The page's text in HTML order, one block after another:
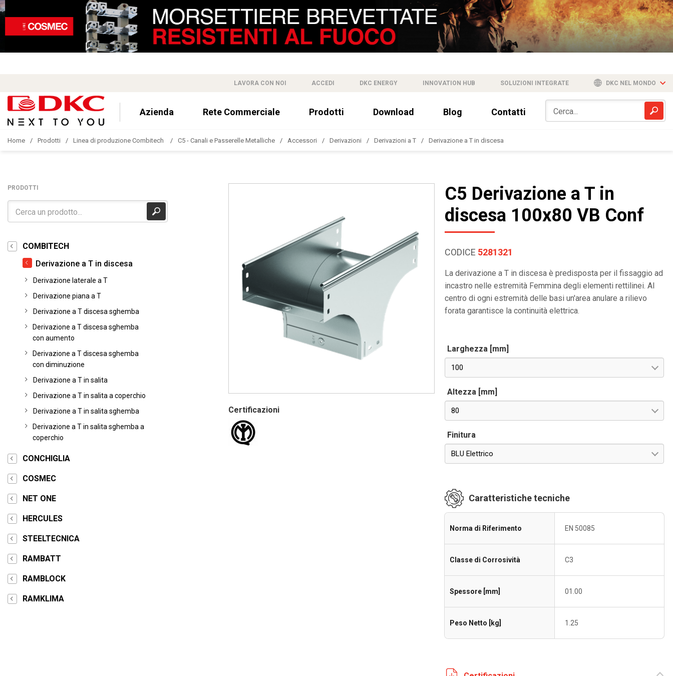
LAVORA CON NOI ACCEDI DKC ENERGY INNOVATION HUB SOLUZIONI INTEGRATE DKC NEL MONDO
Azienda Rete Commerciale Prodotti Download Blog Contatti
Home Prodotti Linea di produzione Combitech C5 - Canali e Passerelle Metalliche Accessori Derivazioni Derivazioni a T Derivazione a T in discesa
PRODOTTI
COMBITECH
Derivazione a T in discesa
Derivazione laterale a T
Derivazione piana a T
Derivazione a T discesa sghemba
Derivazione a T discesa sghemba
con aumento
Derivazione a T discesa sghemba
con diminuzione
Derivazione a T in salita
Derivazione a T in salita a coperchio
Derivazione a T in salita sghemba
Derivazione a T in salita sghemba a
coperchio
CONCHIGLIA
COSMEC
NET ONE
HERCULES
STEELTECNICA
RAMBATT
RAMBLOCK
RAMKLIMA
Certificazioni
C5 Derivazione a T in
discesa 100x80 VB Conf
CODICE 5281321
La derivazione a T in discesa è predisposta per il fissaggio ad
incastro nelle estremità Femmina degli elementi rettilinei. Al
centro di ogni estremità delle basi un'area anulare a rilievo
forata garantisce la continuità elettrica.
Larghezza [mm]
100
Altezza [mm]
80
Finitura
BLU Elettrico
Caratteristiche tecniche
Norma di Riferimento EN 50085
Classe di Corrosività C3
Spessore [mm] 01.00
Peso Netto [kg] 1.25